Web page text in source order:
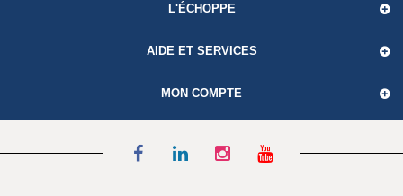
L'ÉCHOPPE
AIDE ET SERVICES
MON COMPTE